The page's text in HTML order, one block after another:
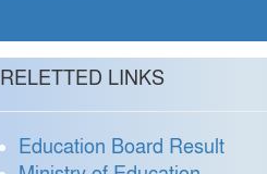
RELETTED LINKS
Education Board Result